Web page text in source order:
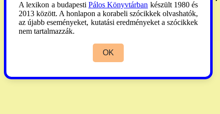
volt. **
1990:118.
A lexikon a budapesti Pálos Könyvtárban készült 1980 és
2013 között. A honlapon a korabeli szócikkek olvashatók,
az újabb eseményeket, kutatási eredményeket a szócikkek
nem tartalmazzák.
OK